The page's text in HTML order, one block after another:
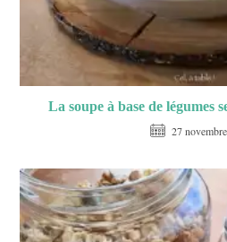
La soupe à base de légumes
27